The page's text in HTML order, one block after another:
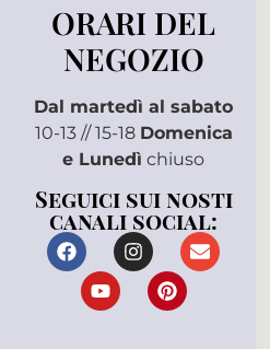
ORARI DEL
NEGOZIO
Dal martedì al sabato
10-13 // 15-18 Domenica
e Lunedì chiuso
Seguici sui nosti
canali social: